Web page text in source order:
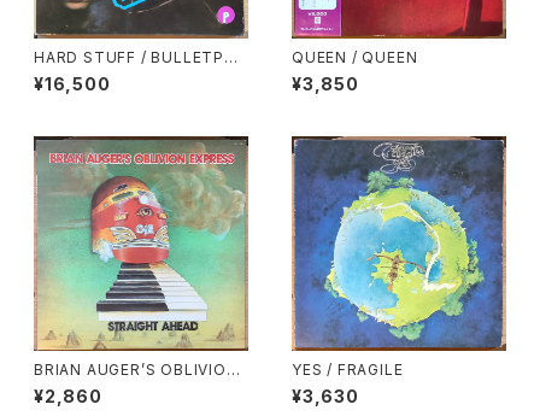
HARD STUFF / BULLETPRO
OF
¥16,500
QUEEN / QUEEN
¥3,850
BRIAN AUGER’S OBLIVION
EXPRESS / STRAIGHT AHE
AD
¥2,860
YES / FRAGILE
¥3,630